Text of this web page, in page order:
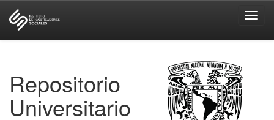
Repositorio
Universitario